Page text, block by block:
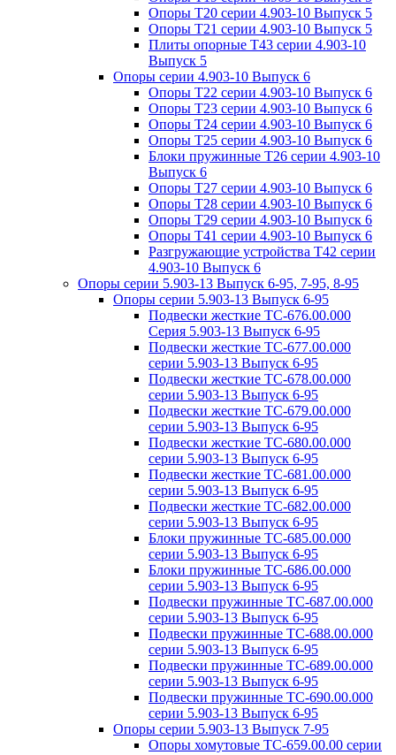
Опоры Т20 серии 4.903-10 Выпуск 5
Опоры Т21 серии 4.903-10 Выпуск 5
Плиты опорные Т43 серии 4.903-10
Выпуск 5
Опоры серии 4.903-10 Выпуск 6
Опоры Т22 серии 4.903-10 Выпуск 6
Опоры Т23 серии 4.903-10 Выпуск 6
Опоры Т24 серии 4.903-10 Выпуск 6
Опоры Т25 серии 4.903-10 Выпуск 6
Блоки пружинные Т26 серии 4.903-10
Выпуск 6
Опоры Т27 серии 4.903-10 Выпуск 6
Опоры Т28 серии 4.903-10 Выпуск 6
Опоры Т29 серии 4.903-10 Выпуск 6
Опоры Т41 серии 4.903-10 Выпуск 6
Разгружающие устройства Т42 серии
4.903-10 Выпуск 6
Опоры серии 5.903-13 Выпуск 6-95, 7-95, 8-95
Опоры серии 5.903-13 Выпуск 6-95
Подвески жесткие ТС-676.00.000
Серия 5.903-13 Выпуск 6-95
Подвески жесткие ТС-677.00.000
серии 5.903-13 Выпуск 6-95
Подвески жесткие ТС-678.00.000
серии 5.903-13 Выпуск 6-95
Подвески жесткие ТС-679.00.000
серии 5.903-13 Выпуск 6-95
Подвески жесткие ТС-680.00.000
серии 5.903-13 Выпуск 6-95
Подвески жесткие ТС-681.00.000
серии 5.903-13 Выпуск 6-95
Подвески жесткие ТС-682.00.000
серии 5.903-13 Выпуск 6-95
Блоки пружинные ТС-685.00.000
серии 5.903-13 Выпуск 6-95
Блоки пружинные ТС-686.00.000
серии 5.903-13 Выпуск 6-95
Подвески пружинные ТС-687.00.000
серии 5.903-13 Выпуск 6-95
Подвески пружинные ТС-688.00.000
серии 5.903-13 Выпуск 6-95
Подвески пружинные ТС-689.00.000
серии 5.903-13 Выпуск 6-95
Подвески пружинные ТС-690.00.000
серии 5.903-13 Выпуск 6-95
Опоры серии 5.903-13 Выпуск 7-95
Опоры хомутовые ТС-659.00.00 серии